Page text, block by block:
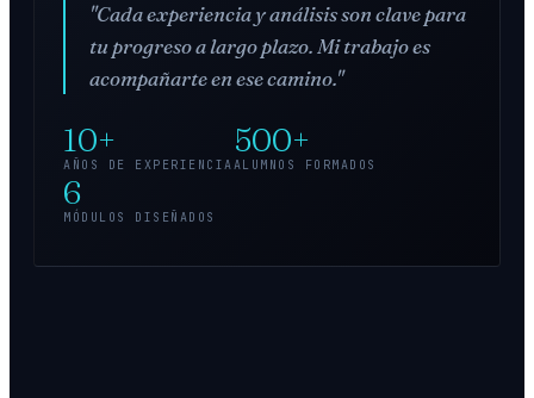
"Cada experiencia y análisis son clave para
tu progreso a largo plazo. Mi trabajo es
acompañarte en ese camino."
10+
AÑOS DE EXPERIENCIA
500+
ALUMNOS FORMADOS
6
MÓDULOS DISEÑADOS